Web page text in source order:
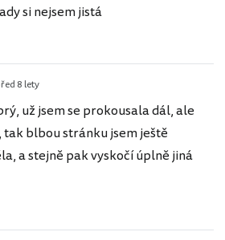
si nejsem jistá
8 lety
už jsem se prokousala dál, ale
tak blbou stránku jsem ještě
a stejně pak vyskočí úplně jiná